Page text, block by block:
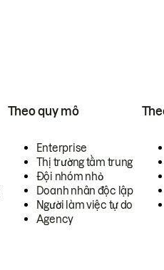
Theo quy mô
Enterprise
Thị trường tầm trung
Đội nhóm nhỏ
Doanh nhân độc lập
Người làm việc tự do
Agency